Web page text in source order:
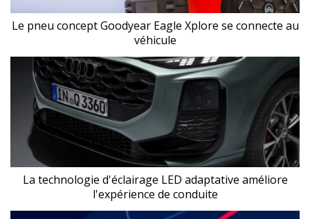
Le pneu concept Goodyear Eagle Xplore se connecte au
véhicule
La technologie d'éclairage LED adaptative améliore
l'expérience de conduite